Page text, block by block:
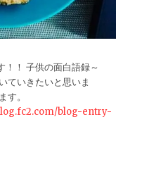
！！ 子供の面白語録～
いきたいと思いま
す。
blog-entry-